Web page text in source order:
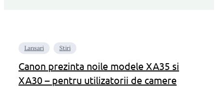
Lansari Stiri
Canon prezinta noile modele XA35 si
XA30 – pentru utilizatorii de camere